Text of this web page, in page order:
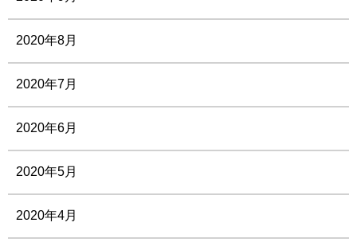
2020年8月
2020年7月
2020年6月
2020年5月
2020年4月